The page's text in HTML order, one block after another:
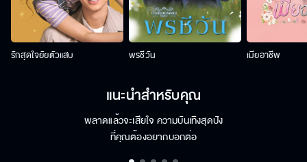
รักสุดใจยัยตัวแสบ พรชีวัน เมียอาชีพ
แนะนำสำหรับคุณ
พลาดแล้วจะเสียใจ ความบันเทิงสุดปัง
ที่คุณต้องอยากบอกต่อ